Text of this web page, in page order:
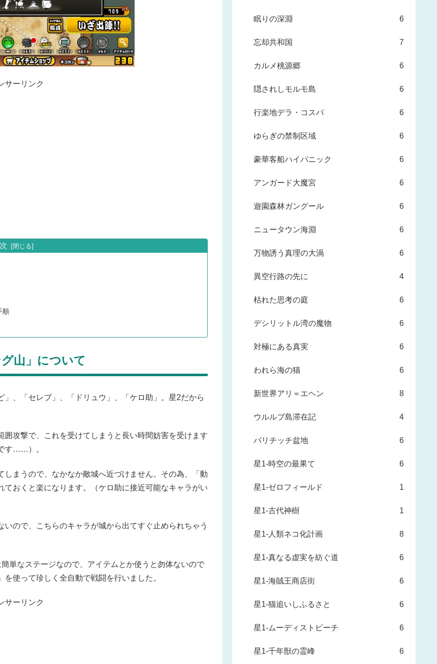
サーリンク
順
山」について
、「セレブ」、「ドリュウ」、「ケロ助」。星2だから
攻撃で、これを受けてしまうと長い時間妨害を受けます
す……）。
まうので、なかなか敵城へ近づけません。その為、「動
おくと楽になります。（ケロ助に接近可能なキャラがい
ので、こちらのキャラが城から出てすぐ止められちゃう
単なステージなので、アイテムとか使うと勿体ないので
使って珍しく全自動で戦闘を行いました。
サーリンク
眠りの深淵 6
忘却共和国 7
カルメ桃源郷 6
隠されしモルモ島 6
行楽地デラ・コスパ 6
ゆらぎの禁制区域 6
豪華客船ハイパニック 6
アンガード大魔宮 6
遊園森林ガングール 6
ニュータウン海淵 6
万物誘う真理の大渦 6
異空行路の先に 4
枯れた思考の庭 6
デシリットル湾の魔物 6
対極にある真実 6
われら海の猫 6
新世界アリ＝エヘン 8
ウルルブ島滞在記 4
バリチッチ盆地 6
星1-時空の最果て 6
星1-ゼロフィールド 1
星1-古代神樹 1
星1-人類ネコ化計画 8
星1-真なる虚実を紡ぐ道 6
星1-海賊王商店街 6
星1-猫追いしふるさと 6
星1-ムーディストビーチ 6
星1-千年獣の霊峰 6